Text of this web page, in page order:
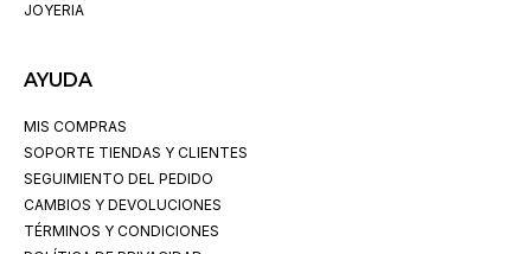
JOYERIA
AYUDA
MIS COMPRAS
SOPORTE TIENDAS Y CLIENTES
SEGUIMIENTO DEL PEDIDO
CAMBIOS Y DEVOLUCIONES
TÉRMINOS Y CONDICIONES